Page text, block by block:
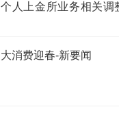
个人上金所业务相关调
大消费迎春-新要闻